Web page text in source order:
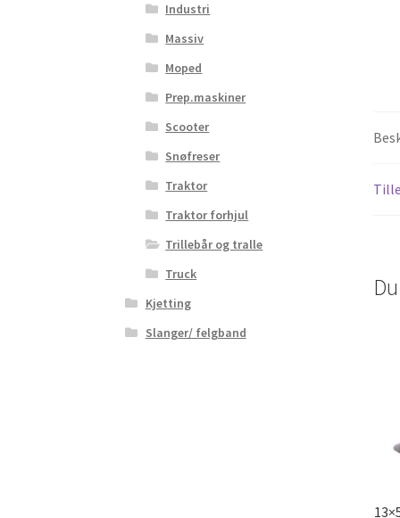
Industri
Massiv
Moped
Prep.maskiner
Scooter
Snøfreser
Traktor
Traktor forhjul
Trillebår og tralle
Truck
Kjetting
Slanger/ felgband